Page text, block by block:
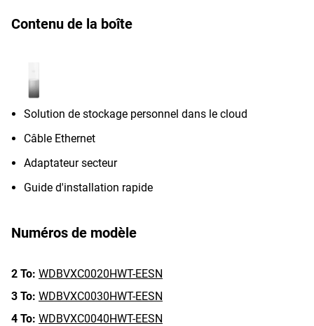
Contenu de la boîte
Solution de stockage personnel dans le cloud
Câble Ethernet
Adaptateur secteur
Guide d'installation rapide
Numéros de modèle
2 To: WDBVXC0020HWT-EESN
3 To: WDBVXC0030HWT-EESN
4 To: WDBVXC0040HWT-EESN